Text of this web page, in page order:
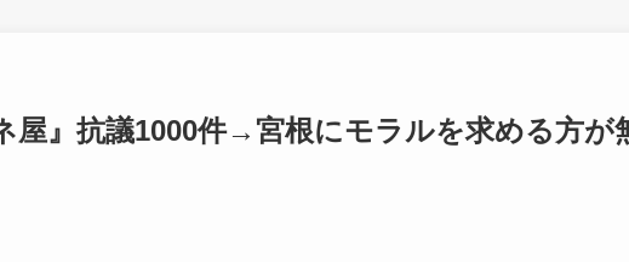
屋』抗議1000件→宮根にモラルを求める方が